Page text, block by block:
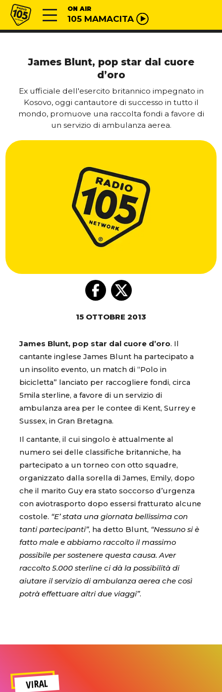
Vai al contenuto
Radio 105 ON AIR
105 MAMACITA
James Blunt, pop star dal cuore
d’oro
Ex ufficiale dell'esercito britannico impegnato in
Kosovo, oggi cantautore di successo in tutto il
mondo, promuove una raccolta fondi a favore di
un servizio di ambulanza aerea.
15 OTTOBRE 2013
James Blunt, pop star dal cuore d’oro. Il
cantante inglese James Blunt ha partecipato a
un insolito evento, un match di “Polo in
bicicletta” lanciato per raccogliere fondi, circa
5mila sterline, a favore di un servizio di
ambulanza area per le contee di Kent, Surrey e
Sussex, in Gran Bretagna.
Il cantante, il cui singolo è attualmente al
numero sei delle classifiche britanniche, ha
partecipato a un torneo con otto squadre,
organizzato dalla sorella di James, Emily, dopo
che il marito Guy era stato soccorso d’urgenza
con aviotrasporto dopo essersi fratturato alcune
costole. “E’ stata una giornata bellissima con
tanti partecipanti”, ha detto Blunt, “Nessuno si è
fatto male e abbiamo raccolto il massimo
possibile per sostenere questa causa. Aver
raccolto 5.000 sterline ci dà la possibilità di
aiutare il servizio di ambulanza aerea che così
potrà effettuare altri due viaggi”.
VIRAL